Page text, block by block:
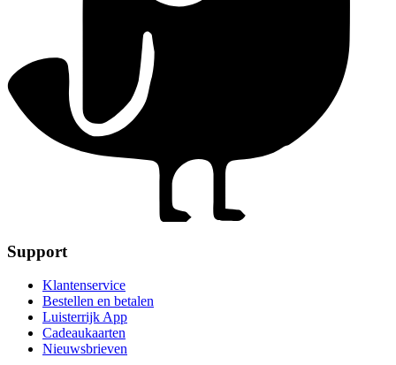
Support
Klantenservice
Bestellen en betalen
Luisterrijk App
Cadeaukaarten
Nieuwsbrieven